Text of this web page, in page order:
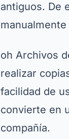
antiguos. De
oh Archivos
realizar
facilidad de
convierte en
compañía.